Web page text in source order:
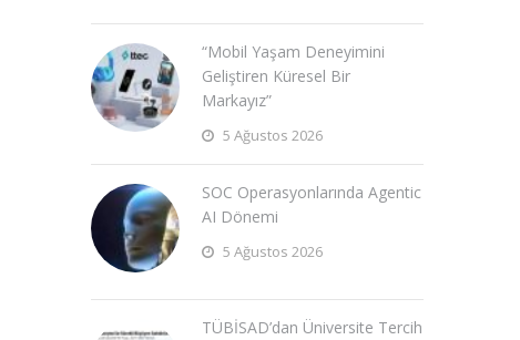
“Mobil Yaşam Deneyimini
Geliştiren Küresel Bir
Markayız”
5 Ağustos 2026
SOC Operasyonlarında Agentic
AI Dönemi
5 Ağustos 2026
TÜBİSAD’dan Üniversite Tercih